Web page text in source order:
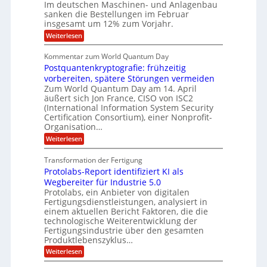
l
i
o
n
e
n
U
S
-
D
o
l
l
a
r
t
i
r
d
C
h
e
f
C
u
s
t
o
m
e
r
O
ff
c
e
r
g
e
r
ö
f
n
e
t
K
o
m
p
e
t
e
n
z
z
e
n
t
r
u
m
f
ü
r
3
D
-
Im deutschen Maschinen- und Anlagenbau
sanken die Bestellungen im Februar
insgesamt um 12% zum Vorjahr.
Weiterlesen:
A
f
t
r
a
g
s
d
ä
m
p
f
e
r
ü
r
d
e
n
M
a
s
c
h
i
Kommentar zum World Quantum Day
Postquantenkryptografie: frühzeitig
vorbereiten, spätere Störungen vermeiden
Zum World Quantum Day am 14. April
äußert sich Jon France, CISO von ISC2
(International Information System Security
Certification Consortium), einer Nonprofit-
Organisation…
Weiterlesen:
P
s
t
q
u
a
n
t
e
n
k
r
y
p
Transformation der Fertigung
Protolabs-Report identifiziert KI als
Wegbereiter für Industrie 5.0
Protolabs, ein Anbieter von digitalen
Fertigungsdienstleistungen, analysiert in
einem aktuellen Bericht Faktoren, die die
technologische Weiterentwicklung der
Fertigungsindustrie über den gesamten
Produktlebenszyklus…
Weiterlesen:
P